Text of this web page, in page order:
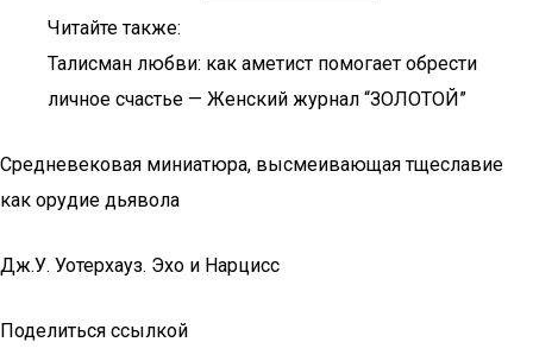
Читайте также:
Талисман любви: как аметист помогает обрести
личное счастье — Женский журнал “ЗОЛОТОЙ”
Средневековая миниатюра, высмеивающая тщеславие
как орудие дьявола
Дж.У. Уотерхауз. Эхо и Нарцисс
Поделиться ссылкой